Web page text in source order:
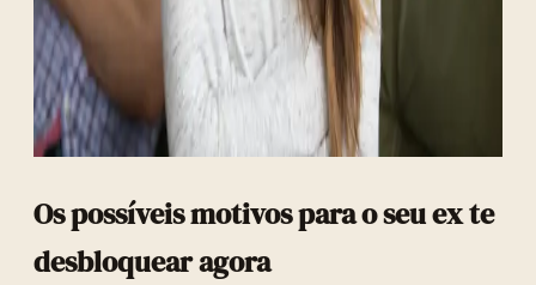
Os possíveis motivos para o seu ex te
desbloquear agora